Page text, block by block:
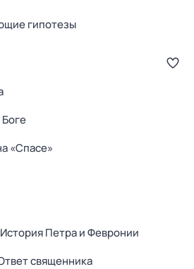
гипотезы
«Спасе»
Петра и Февронии
священника